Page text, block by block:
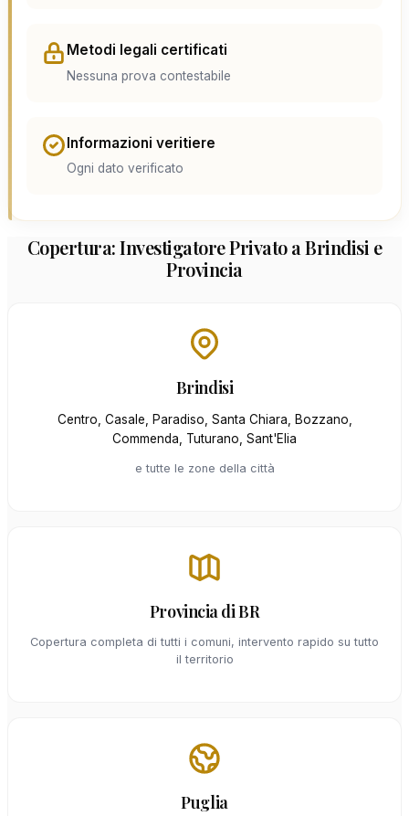
Metodi legali certificati
Nessuna prova contestabile
Informazioni veritiere
Ogni dato verificato
Copertura: Investigatore Privato a Brindisi e
Provincia
Brindisi
Centro, Casale, Paradiso, Santa Chiara, Bozzano,
Commenda, Tuturano, Sant'Elia
e tutte le zone della città
Provincia di BR
Copertura completa di tutti i comuni, intervento rapido su tutto
il territorio
Puglia